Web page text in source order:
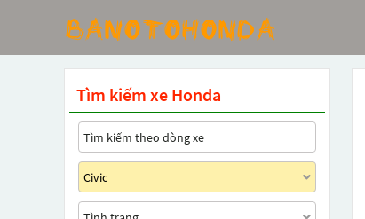
Tìm kiếm xe Honda